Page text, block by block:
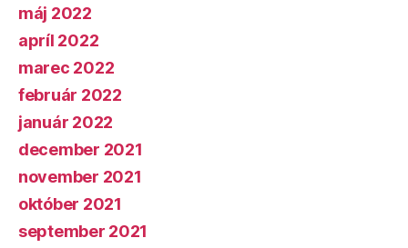
máj 2022
apríl 2022
marec 2022
február 2022
január 2022
december 2021
november 2021
október 2021
september 2021